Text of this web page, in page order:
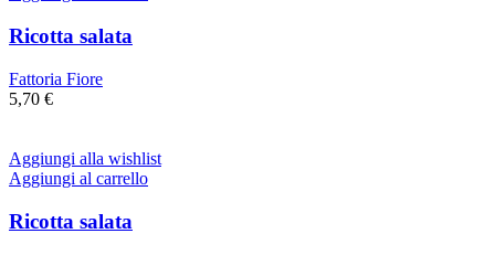
Ricotta salata
Fattoria Fiore
5,70 €
Aggiungi alla wishlist
Aggiungi al carrello
Ricotta salata